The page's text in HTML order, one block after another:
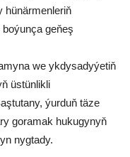
hünärmenleriň
geňeş
we ykdysadyýetiň
üstünlikli
ýurduň täze
goramak hukugynyň
nygtady.